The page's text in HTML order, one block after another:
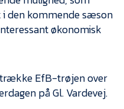
den kommende sæson
økonomisk
EfB-trøjen over
på Gl. Vardevej.